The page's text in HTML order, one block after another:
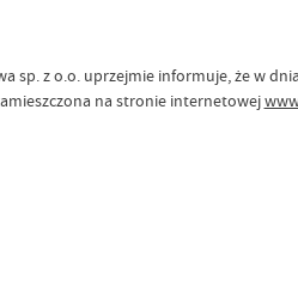
sp. z o.o. uprzejmie informuje, że w
na stronie internetowej